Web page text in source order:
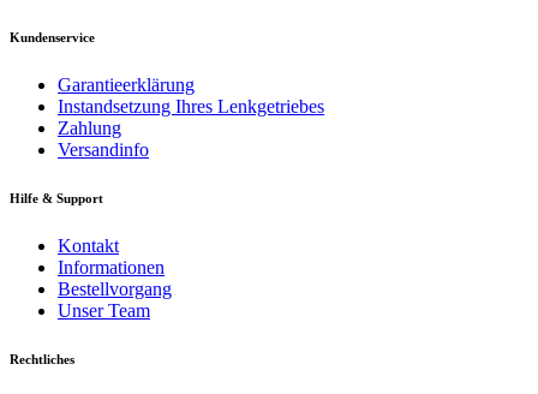
Kundenservice
Garantieerklärung
Instandsetzung Ihres Lenkgetriebes
Zahlung
Versandinfo
Hilfe & Support
Kontakt
Informationen
Bestellvorgang
Unser Team
Rechtliches